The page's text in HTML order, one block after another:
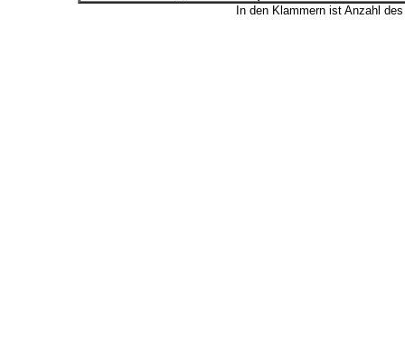
In den Klammern ist Anzahl